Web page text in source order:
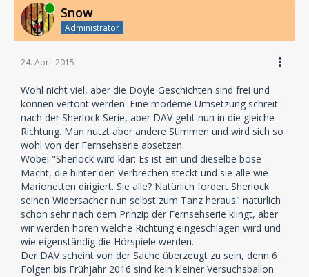
Online Snow
Administrator
24. April 2015
Wohl nicht viel, aber die Doyle Geschichten sind frei und
können vertont werden. Eine moderne Umsetzung schreit
nach der Sherlock Serie, aber DAV geht nun in die gleiche
Richtung. Man nutzt aber andere Stimmen und wird sich so
wohl von der Fernsehserie absetzen.
Wobei "Sherlock wird klar: Es ist ein und dieselbe böse
Macht, die hinter den Verbrechen steckt und sie alle wie
Marionetten dirigiert. Sie alle? Natürlich fordert Sherlock
seinen Widersacher nun selbst zum Tanz heraus" natürlich
schon sehr nach dem Prinzip der Fernsehserie klingt, aber
wir werden hören welche Richtung eingeschlagen wird und
wie eigenständig die Hörspiele werden.
Der DAV scheint von der Sache überzeugt zu sein, denn 6
Folgen bis Frühjahr 2016 sind kein kleiner Versuchsballon.